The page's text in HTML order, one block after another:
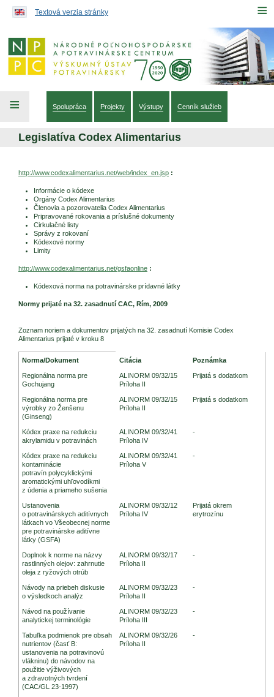
≡
Textová verzia stránky
≡ Spolupráca Projekty Výstupy Cenník služieb
Legislatíva Codex Alimentarius
http://www.codexalimentarius.net/web/index_en.jsp :
Informácie o kódexe
Orgány Codex Alimentarius
Členovia a pozorovatelia Codex Alimentarius
Pripravované rokovania a príslušné dokumenty
Cirkulačné listy
Správy z rokovaní
Kódexové normy
Limity
http://www.codexalimentarius.net/gsfaonline :
Kódexová norma na potravinárske prídavné látky
Normy prijaté na 32. zasadnutí CAC, Rím, 2009
Zoznam noriem a dokumentov prijatých na 32. zasadnutí Komisie Codex
Alimentarius prijaté v kroku 8
Norma/Dokument Citácia Poznámka
Regionálna norma pre
Gochujang
ALINORM 09/32/15
Príloha II
Prijatá s dodatkom
Regionálna norma pre
výrobky zo Ženšenu
(Ginseng)
ALINORM 09/32/15
Príloha II
Prijatá s dodatkom
Kódex praxe na redukciu
akrylamidu v potravinách
ALINORM 09/32/41
Príloha IV
-
Kódex praxe na redukciu
kontaminácie
potravín polycyklickými
aromatickými uhľovodíkmi
z údenia a priameho sušenia
ALINORM 09/32/41
Príloha V
-
Ustanovenia
o potravinárskych aditívnych
látkach vo Všeobecnej norme
pre potravinárske aditívne
látky (GSFA)
ALINORM 09/32/12
Príloha IV
Prijatá okrem
erytrozínu
Doplnok k norme na názvy
rastlinných olejov: zahrnutie
oleja z ryžových otrúb
ALINORM 09/32/17
Príloha II
-
Návody na priebeh diskusie
o výsledkoch analýz
ALINORM 09/32/23
Príloha II
-
Návod na používanie
analytickej terminológie
ALINORM 09/32/23
Príloha III
-
Tabuľka podmienok pre obsah
nutrientov (časť B:
ustanovenia na potravinovú
vlákninu) do návodov na
použitie výživových
a zdravotných tvrdení
(CAC/GL 23-1997)
ALINORM 09/32/26
Príloha II
-